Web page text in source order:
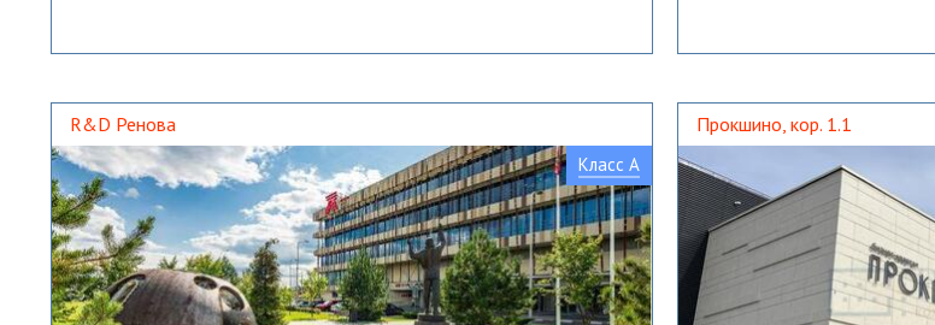
R&D Ренова
Класс A
Прокшино, кор. 1.1